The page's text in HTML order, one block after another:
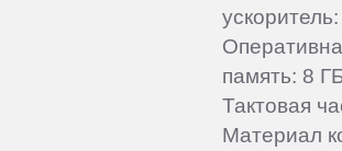
память: 8
Тактовая
Материал